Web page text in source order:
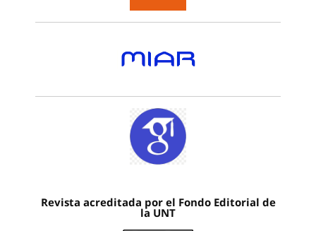
Revista acreditada por el Fondo Editorial de
la UNT